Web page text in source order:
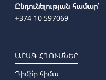
Ընդունելության համար՝
+374 10 597069
ԱՐԱԳ ՀՂՈՒՄՆԵՐ
Դիմի՛ր հիմա